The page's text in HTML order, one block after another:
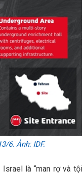
6. Ảnh: IDF.
là “man rợ và tội